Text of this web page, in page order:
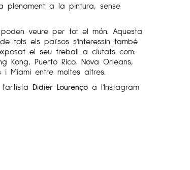
plenament a la pintura, sense
veure per tot el món. Aquesta
tots els països s'interessin també
el seu treball a ciutats com:
Kong, Puerto Rico, Nova Orleans,
i Miami entre moltes altres.
l'artistaDidier Lourenço a l'Instagram